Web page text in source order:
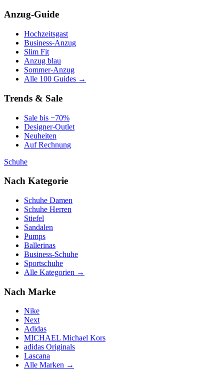
Anzug-Guide
Hochzeitsgast
Business-Anzug
Slim Fit
Anzug blau
Sommer-Anzug
Alle 100 Guides →
Trends & Sale
Sale bis −70%
Designer-Outlet
Neuheiten
Auf Rechnung
Schuhe
Nach Kategorie
Schuhe Damen
Schuhe Herren
Stiefel
Sandalen
Pumps
Ballerinas
Business-Schuhe
Sportschuhe
Alle Kategorien →
Nach Marke
Nike
Next
Adidas
MICHAEL Michael Kors
adidas Originals
Lascana
Alle Marken →